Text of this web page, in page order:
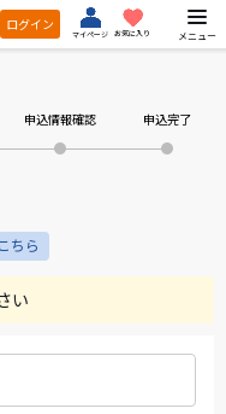
ログイン
マイページ お気に入り メニュー
申込情報確認 申込完了
ちら
い